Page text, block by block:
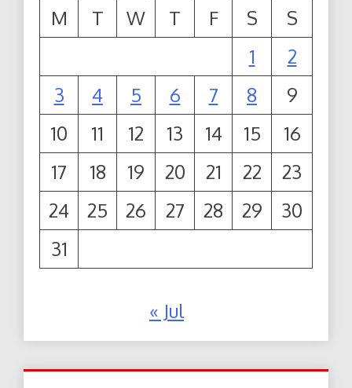
M
T W T F S
S
1
2
3
4 5 6 7 8
9
10
11 12 13 14 15
16
17
18 19 20 21 22
23
24
25 26 27 28 29
30
31
« Jul